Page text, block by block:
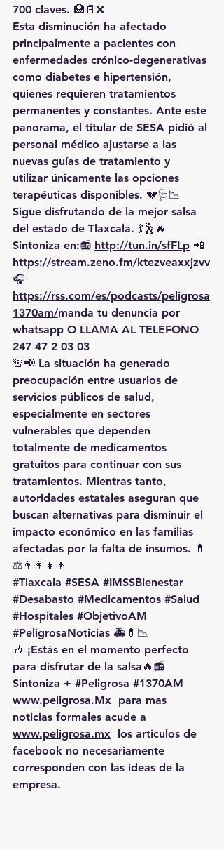
700 claves. 🏥📄❌
Esta disminución ha afectado
principalmente a pacientes con
enfermedades crónico-degenerativas
como diabetes e hipertensión,
quienes requieren tratamientos
permanentes y constantes. Ante este
panorama, el titular de SESA pidió al
personal médico ajustarse a las
nuevas guías de tratamiento y
utilizar únicamente las opciones
terapéuticas disponibles. 💔🩺📉
Sigue disfrutando de la mejor salsa
del estado de Tlaxcala. 💃🕺🔥
Sintoniza en:📻 http://tun.in/sfFLp 📲
https://stream.zeno.fm/ktezveaxxjzvv
🎧
https://rss.com/es/podcasts/peligrosa
1370am/manda tu denuncia por
whatsapp O LLAMA AL TELEFONO
247 47 2 03 03
🚨📢 La situación ha generado
preocupación entre usuarios de
servicios públicos de salud,
especialmente en sectores
vulnerables que dependen
totalmente de medicamentos
gratuitos para continuar con sus
tratamientos. Mientras tanto,
autoridades estatales aseguran que
buscan alternativas para disminuir el
impacto económico en las familias
afectadas por la falta de insumos. 💊
⚖️👨‍👩‍👧‍👦
#Tlaxcala #SESA #IMSSBienestar
#Desabasto #Medicamentos #Salud
#Hospitales #ObjetivoAM
#PeligrosaNoticias 🚑💊📉
🎶 ¡Estás en el momento perfecto
para disfrutar de la salsa🔥📻
Sintoniza + #Peligrosa #1370AM
www.peligrosa.Mx para mas
noticias formales acude a
www.peligrosa.mx los articulos de
facebook no necesariamente
corresponden con las ideas de la
empresa.